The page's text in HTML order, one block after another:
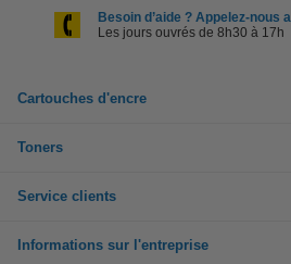
Besoin d’aide ? Appelez-nous
Les jours ouvrés de 8h30 à 17h
Cartouches d'encre
Toners
Service clients
Informations sur l'entreprise